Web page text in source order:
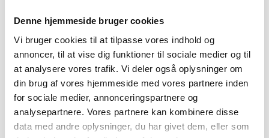
Denne hjemmeside bruger cookies
Vi bruger cookies til at tilpasse vores indhold og
annoncer, til at vise dig funktioner til sociale medier og til
at analysere vores trafik. Vi deler også oplysninger om
din brug af vores hjemmeside med vores partnere inden
for sociale medier, annonceringspartnere og
analysepartnere. Vores partnere kan kombinere disse
data med andre oplysninger, du har givet dem, eller som
FARVE
STØRRELSE 12mm
RELATEREDE VARER